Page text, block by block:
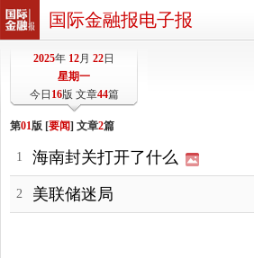
国际金融报电子报
2025年 12月 22日
星期一
今日 16版 文章44篇
第01版 [要闻] 文章2篇
1 海南封关打开了什么
2 美联储迷局